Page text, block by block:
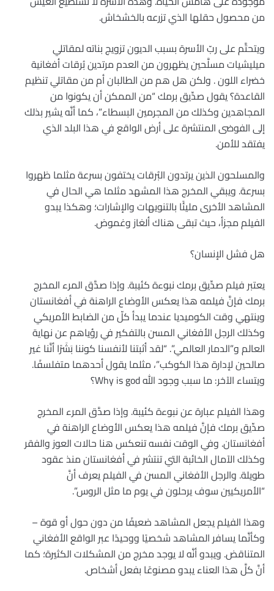
من محصول حقلها الذي تزرعه بالخشخاش.
ويتحتَّم على ربّ الأسرة بسبب الديون تزويج بناته لمقاتلي
ميليشيات مسلَّحين يظهرون من العدم مرتدين بُرقات أفغانية
خضراء اللون . ولكن هل هم من الطالبان أم من مقاتلي تنظيم
القاعدة؟ يقول صدِّيق برمك “من الممكن أن يكونوا من
المجاهدين وكذلك من المجرمين البسطاء”، كما أنَّه يشير بذلك
إلى الفوضى المنتشرة على أرض الواقع في هذا البلد الذي
يفتقد للأمن.
والمسلحون الذين يرتدون البُرقات يختفون بسرعة مثلما ظهروا
بسرعة. ويبقي المخرج هذا المشهد مثلما هي الحال في
المشاهد الأخرى مليئًا بالتنويهات والإشارات؛ وهكذا يبدو
الفيلم مجزأ، حيث تبقى هناك ألغاز وغموض.
هل فشل الإنسان؟
يعتبر فيلم صدِّيق برمك نبوءة كئيبة. وإذا صدَّق المرء المخرج
برمك فإنَّ فيلمه هذا يعكس الأوضاع الراهنة في أفغانستان
وينتهي وقت الكوميديا عندما يبدأ كلّ من الضابط الأمريكي
وكذلك الرجل الأفغاني المسن بالتفكير في رؤياهم عن نهاية
العالم و”الدمار العالمي”. “لقد أثبتنا لأنفسنا كوننا بَشَرًا أنَّنا غير
صالحين لإدارة هذا الكوكب”، مثلما يقول أحدهما متفلسفًا.
ويتساء الآخر: ما سبب وجود الله Why is god؟
وهذا الفيلم عبارة عن نبوءة كئيبة. وإذا صدَّق المرء المخرج
صدِّيق برمك فإنَّ فيلمه هذا يعكس الأوضاع الراهنة في
أفغانستان. وفي الوقت نفسه تنعكس هنا حالات العوز والفقر
وكذلك الآمال الخائبة التي تنتشر في أفغانستان منذ عقود
طويلة. والرجل الأفغاني المسن في الفيلم يعرف أنَّ
“الأمريكيين سوف يرحلون في يوم ما مثل الروس”.
وهذا الفيلم يجعل المشاهد ضعيفًا من دون حول أو قوة –
وكأنَّما يسافر المشاهد شخصيًا ووحيدًا عبر الواقع الأفغاني
المتناقض. ويبدو أنَّه لا يوجد مخرج من المشكلات الكثيرة؛ كما
أنَّ كلَّ هذا العناء يبدو مصنوعًا بفعل أشخاص.